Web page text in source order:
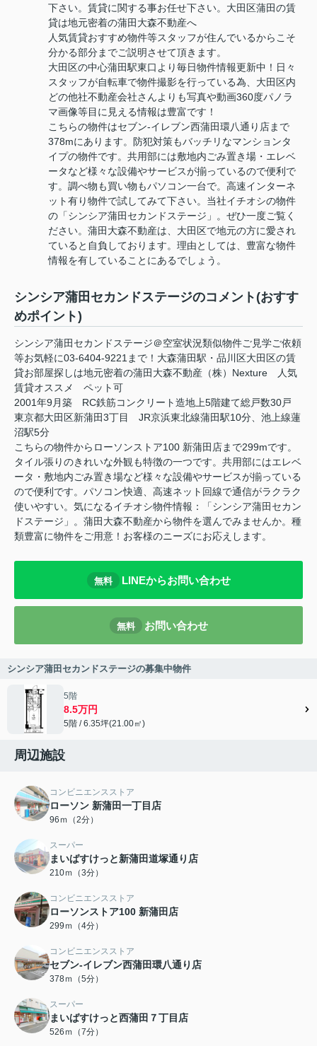
下さい。賃貸に関する事お任せ下さい。大田区蒲田の賃
貸は地元密着の蒲田大森不動産へ
人気賃貸おすすめ物件等スタッフが住んでいるからこそ
分かる部分までご説明させて頂きます。
大田区の中心蒲田駅東口より毎日物件情報更新中！日々
スタッフが自転車で物件撮影を行っている為、大田区内
どの他社不動産会社さんよりも写真や動画360度パノラ
マ画像等目に見える情報は豊富です！
こちらの物件はセブン-イレブン西蒲田環八通り店まで
378mにあります。防犯対策もバッチリなマンションタ
イプの物件です。共用部には敷地内ごみ置き場・エレベ
ータなど様々な設備やサービスが揃っているので便利で
す。調べ物も買い物もパソコン一台で。高速インターネ
ット有り物件で試してみて下さい。当社イチオシの物件
の「シンシア蒲田セカンドステージ」。ぜひ一度ご覧く
ださい。蒲田大森不動産は、大田区で地元の方に愛され
ていると自負しております。理由としては、豊富な物件
情報を有していることにあるでしょう。
シンシア蒲田セカンドステージのコメント(おすす
めポイント)
シンシア蒲田セカンドステージ＠空室状況類似物件ご見学ご依頼
等お気軽に03-6404-9221まで！大森蒲田駅・品川区大田区の賃
貸お部屋探しは地元密着の蒲田大森不動産（株）Nexture 人気
賃貸オススメ ペット可
2001年9月築 RC鉄筋コンクリート造地上5階建て総戸数30戸
東京都大田区新蒲田3丁目 JR京浜東北線蒲田駅10分、池上線蓮
沼駅5分
こちらの物件からローソンストア100 新蒲田店まで299mです。
タイル張りのきれいな外観も特徴の一つです。共用部にはエレベ
ータ・敷地内ごみ置き場など様々な設備やサービスが揃っている
ので便利です。パソコン快適、高速ネット回線で通信がラクラク
使いやすい。気になるイチオシ物件情報：「シンシア蒲田セカン
ドステージ」。蒲田大森不動産から物件を選んでみませんか。種
類豊富に物件をご用意！お客様のニーズにお応えします。
無料 LINEからお問い合わせ
無料 お問い合わせ
シンシア蒲田セカンドステージの募集中物件
5階
8.5万円
5階 / 6.35坪(21.00㎡)
周辺施設
コンビニエンスストア
ローソン 新蒲田一丁目店
96ｍ（2分）
スーパー
まいばすけっと新蒲田道塚通り店
210ｍ（3分）
コンビニエンスストア
ローソンストア100 新蒲田店
299ｍ（4分）
コンビニエンスストア
セブン-イレブン西蒲田環八通り店
378ｍ（5分）
スーパー
まいばすけっと西蒲田７丁目店
526ｍ（7分）